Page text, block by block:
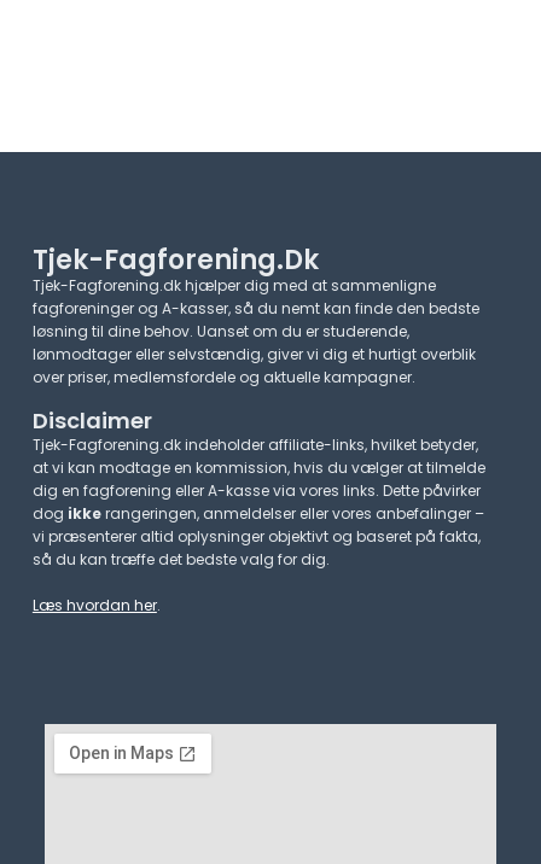
Tjek-Fagforening.dk
Tjek-Fagforening.dk hjælper dig med at sammenligne
fagforeninger og A-kasser, så du nemt kan finde den bedste
løsning til dine behov. Uanset om du er studerende,
lønmodtager eller selvstændig, giver vi dig et hurtigt overblik
over priser, medlemsfordele og aktuelle kampagner.​
Disclaimer
Tjek-Fagforening.dk indeholder affiliate-links, hvilket betyder,
at vi kan modtage en kommission, hvis du vælger at tilmelde
dig en fagforening eller A-kasse via vores links. Dette påvirker
dog ikkerangeringen, anmeldelser eller vores anbefalinger –
vi præsenterer altid oplysninger objektivt og baseret på fakta,
så du kan træffe det bedste valg for dig.
Læs hvordan her.